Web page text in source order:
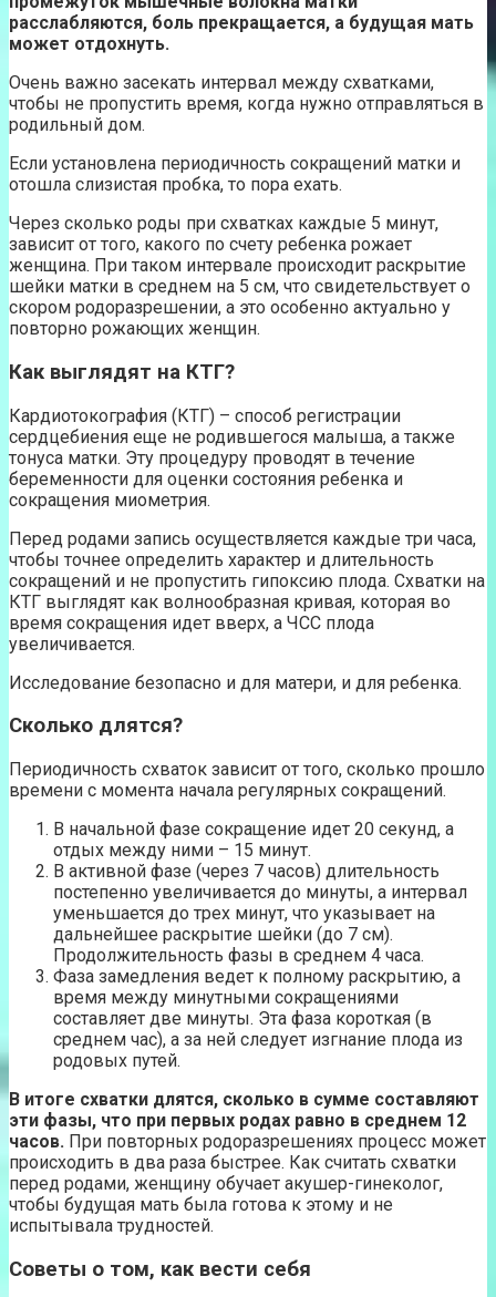
расслабляются, боль прекращается, а будущая мать
может отдохнуть.
Очень важно засекать интервал между схватками,
чтобы не пропустить время, когда нужно отправляться в
родильный дом.
Если установлена периодичность сокращений матки и
отошла слизистая пробка, то пора ехать.
Через сколько роды при схватках каждые 5 минут,
зависит от того, какого по счету ребенка рожает
женщина. При таком интервале происходит раскрытие
шейки матки в среднем на 5 см, что свидетельствует о
скором родоразрешении, а это особенно актуально у
повторно рожающих женщин.
Как выглядят на КТГ?
Кардиотокография (КТГ) – способ регистрации
сердцебиения еще не родившегося малыша, а также
тонуса матки. Эту процедуру проводят в течение
беременности для оценки состояния ребенка и
сокращения миометрия.
Перед родами запись осуществляется каждые три часа,
чтобы точнее определить характер и длительность
сокращений и не пропустить гипоксию плода. Схватки на
КТГ выглядят как волнообразная кривая, которая во
время сокращения идет вверх, а ЧСС плода
увеличивается.
Исследование безопасно и для матери, и для ребенка.
Сколько длятся?
Периодичность схваток зависит от того, сколько прошло
времени с момента начала регулярных сокращений.
В начальной фазе сокращение идет 20 секунд, а
отдых между ними – 15 минут.
В активной фазе (через 7 часов) длительность
постепенно увеличивается до минуты, а интервал
уменьшается до трех минут, что указывает на
дальнейшее раскрытие шейки (до 7 см).
Продолжительность фазы в среднем 4 часа.
Фаза замедления ведет к полному раскрытию, а
время между минутными сокращениями
составляет две минуты. Эта фаза короткая (в
среднем час), а за ней следует изгнание плода из
родовых путей.
В итоге схватки длятся, сколько в сумме составляют
эти фазы, что при первых родах равно в среднем 12
часов. При повторных родоразрешениях процесс может
происходить в два раза быстрее. Как считать схватки
перед родами, женщину обучает акушер-гинеколог,
чтобы будущая мать была готова к этому и не
испытывала трудностей.
Советы о том, как вести себя